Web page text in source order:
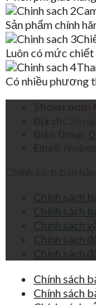
Sản phẩm chính
Luôn có mức
Có nhiều phương
Chính sách
Chính sách
Chính sách
Chính sách
Chính sách
Chính sách
Chính sách